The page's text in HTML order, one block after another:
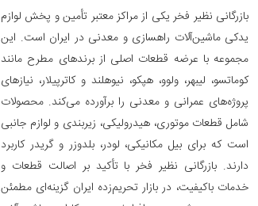
بازرگانی نظیر فخر یکی از مراکز معتبر تأمین و پخش لوازم
یدکی ماشین‌آلات راهسازی و معدنی در ایران است. این
مجموعه با عرضه قطعات اصلی از برندهای مطرح مانند
کوماتسو، لیبهر، ولوو، هپکو، نیوهلند و کاترپیلار، نیازهای
پروژه‌های عمرانی و معدنی را برآورده می‌کند. محصولات
شامل قطعات موتوری، هیدرولیکی، زیربندی و لوازم جانبی
است که برای بیل مکانیکی، لودر، بلدوزر و گریدر کاربرد
دارند. بازرگانی نظیر فخر با تأکید بر اصالت قطعات و
خدمات باکیفیت، در بازار تحریم‌زده ایران گزینه‌ای مطمئن